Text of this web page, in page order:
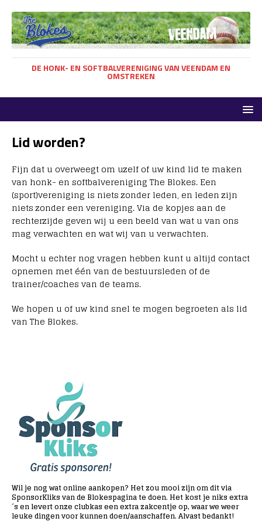
DE HONK- EN SOFTBALVERENIGING VAN VEENDAM EN
OMSTREKEN
Lid worden?
Fijn dat u overweegt om uzelf of uw kind lid te maken
van honk- en softbalvereniging The Blokes. Een
(sport)vereniging is niets zonder leden, en leden zijn
niets zonder een vereniging. Via de kopjes aan de
rechterzijde geven wij u een beeld van wat u van ons
mag verwachten en wat wij van u verwachten.
Mocht u echter nog vragen hebben kunt u altijd contact
opnemen met één van de bestuursleden of de
trainer/coaches van de teams.
We hopen u of uw kind snel te mogen begroeten als lid
van The Blokes.
Wil je nog wat online aankopen? Het zou mooi zijn om dit via
SponsorKliks van de Blokespagina te doen. Het kost je niks extra
´s en levert onze clubkas een extra zakcentje op, waar we weer
leuke dingen voor kunnen doen/aanschaffen. Alvast bedankt!